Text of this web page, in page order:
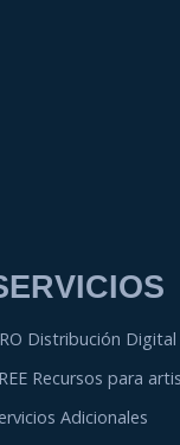
Distribución Digital
Recursos para
Adicionales